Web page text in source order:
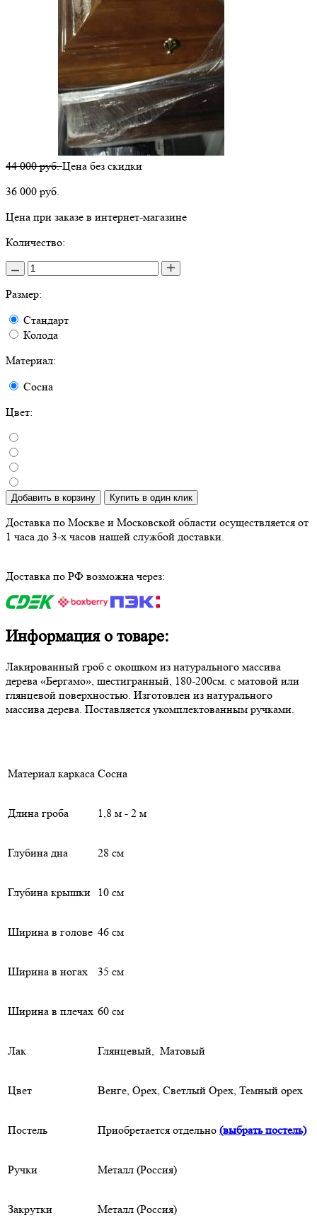
44 000 руб.Цена без скидки
36 000 руб.
Цена при заказе в интернет-магазине
Количество:
Размер:
Стандарт
Колода
Материал:
Сосна
Цвет:
Добавить в корзину Купить в один клик
Доставка по Москве и Московской области осуществляется от
1 часа до 3-х часов нашей службой доставки.
Доставка по РФ возможна через:
Информация о товаре:
Лакированный гроб с окошком из натурального массива
дерева «Бергамо», шестигранный, 180-200см. с матовой или
глянцевой поверхностью. Изготовлен из натурального
массива дерева. Поставляется укомплектованным ручками.
Материал каркаса Сосна
Длина гроба 1,8 м - 2 м
Глубина дна 28 см
Глубина крышки 10 см
Ширина в голове 46 см
Ширина в ногах 35 см
Ширина в плечах 60 см
Лак Глянцевый, Матовый
Цвет Венге, Орех, Светлый Орех, Темный орех
Постель Приобретается отдельно (выбрать постель)
Ручки Металл (Россия)
Закрутки Металл (Россия)